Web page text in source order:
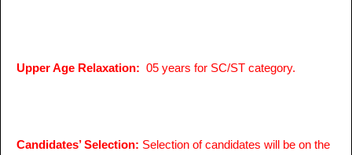
Upper Age Relaxation: 05 years for SC/ST category.
Candidates’ Selection: Selection of candidates will be on the